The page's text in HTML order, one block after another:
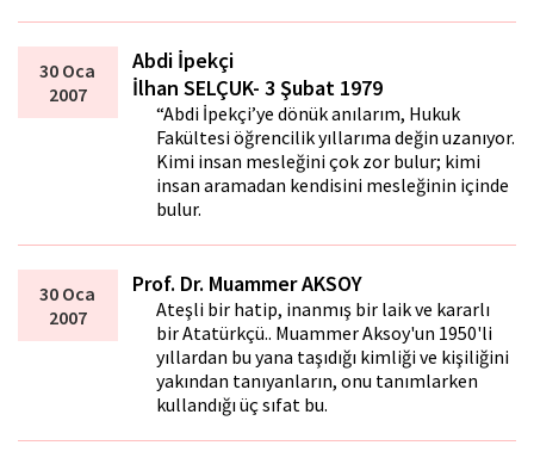
30 Oca
2007
Abdi İpekçi
İlhan SELÇUK- 3 Şubat 1979
“Abdi İpekçi’ye dönük anılarım, Hukuk
Fakültesi öğrencilik yıllarıma değin uzanıyor.
Kimi insan mesleğini çok zor bulur; kimi
insan aramadan kendisini mesleğinin içinde
bulur.
30 Oca
2007
Prof. Dr. Muammer AKSOY
Ateşli bir hatip, inanmış bir laik ve kararlı
bir Atatürkçü.. Muammer Aksoy'un 1950'li
yıllardan bu yana taşıdığı kimliği ve kişiliğini
yakından tanıyanların, onu tanımlarken
kullandığı üç sıfat bu.